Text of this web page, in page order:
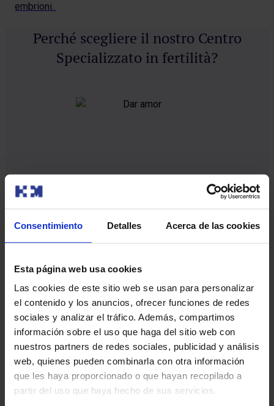
Consentimiento Detalles Acerca de las cookies
Esta página web usa cookies
Las cookies de este sitio web se usan para personalizar
el contenido y los anuncios, ofrecer funciones de redes
sociales y analizar el tráfico. Además, compartimos
información sobre el uso que haga del sitio web con
nuestros partners de redes sociales, publicidad y análisis
web, quienes pueden combinarla con otra información
que les haya proporcionado o que hayan recopilado a
partir del uso que haya hecho de sus servicios.
embrioni.
Perché scegliere il nostro Centro
Specializzato in fertilità?
Aiutiamo migliaia di famiglie a realizzare il loro sogno con
Il miglior team